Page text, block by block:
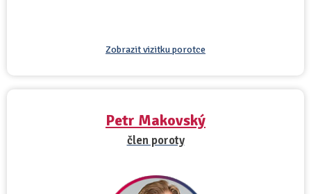
Zobrazit vizitku porotce
Petr Makovský
člen poroty